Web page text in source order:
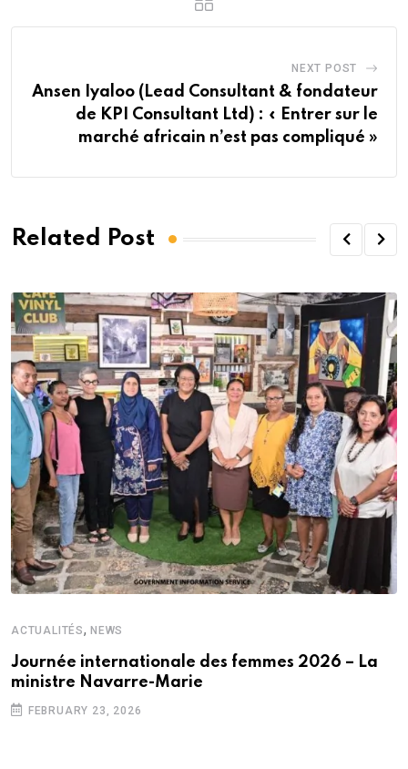
NEXT POST
Ansen Iyaloo (Lead Consultant & fondateur
de KPI Consultant Ltd) : « Entrer sur le
marché africain n’est pas compliqué »
Related Post
ACTUALITÉS, NEWS
Journée internationale des femmes 2026 – La
ministre Navarre-Marie
FEBRUARY 23, 2026